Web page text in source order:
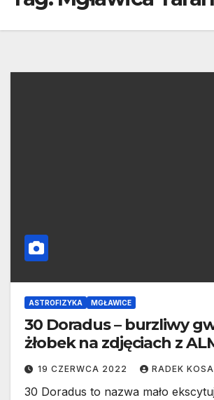
ASTROFIZYKA MGŁAWICE
30 Doradus – burzliwy
żłobek na zdjęciach z
19 CZERWCA 2022 RADEK
30 Doradus to nazwa mało